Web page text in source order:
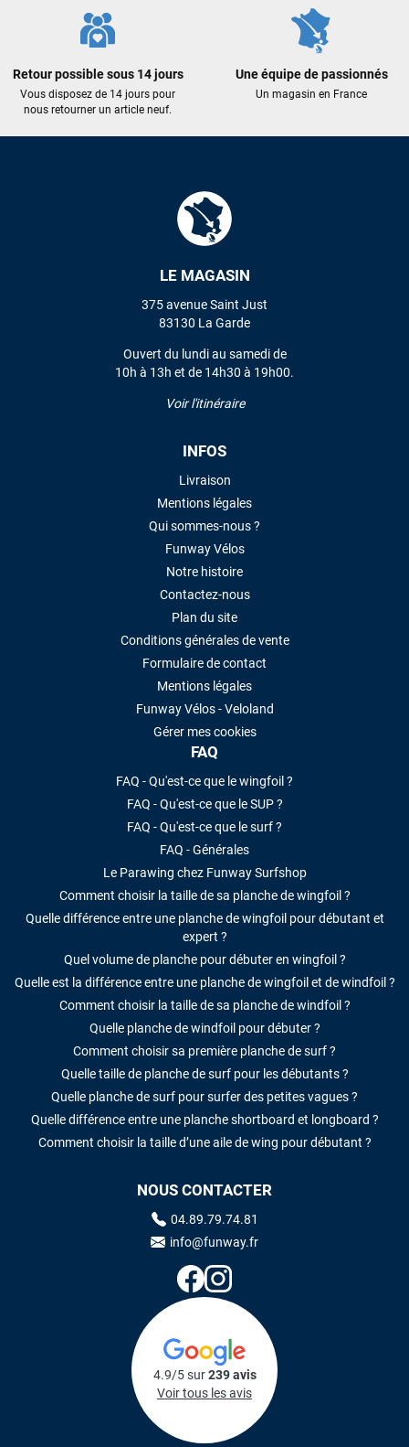
Retour possible sous 14 jours
Vous disposez de 14 jours pour
nous retourner un article neuf.
Une équipe de passionnés
Un magasin en France
LE MAGASIN
375 avenue Saint Just
83130 La Garde
Ouvert du lundi au samedi de
10h à 13h et de 14h30 à 19h00.
Voir l'itinéraire
INFOS
Livraison
Mentions légales
Qui sommes-nous ?
Funway Vélos
Notre histoire
Contactez-nous
Plan du site
Conditions générales de vente
Formulaire de contact
Mentions légales
Funway Vélos - Veloland
Gérer mes cookies
FAQ
FAQ - Qu'est-ce que le wingfoil ?
FAQ - Qu'est-ce que le SUP ?
FAQ - Qu'est-ce que le surf ?
FAQ - Générales
Le Parawing chez Funway Surfshop
Comment choisir la taille de sa planche de wingfoil ?
Quelle différence entre une planche de wingfoil pour débutant et
expert ?
Quel volume de planche pour débuter en wingfoil ?
Quelle est la différence entre une planche de wingfoil et de windfoil ?
Comment choisir la taille de sa planche de windfoil ?
Quelle planche de windfoil pour débuter ?
Comment choisir sa première planche de surf ?
Quelle taille de planche de surf pour les débutants ?
Quelle planche de surf pour surfer des petites vagues ?
Quelle différence entre une planche shortboard et longboard ?
Comment choisir la taille d’une aile de wing pour débutant ?
NOUS CONTACTER
04.89.79.74.81
info@funway.fr
4.9/5 sur239 avis
Voir tous les avis
Cela faisait 6 mois que je galérais à remplacer ma board eux
m'ont trouvé une pépite à laquelle je n'aurais jamais pensé !
Excellent conseil excellent prix et en plus super sympas. Merci
encore pour cette severne dyno !
VOIR TOUS LES AVIS
LAISSER UN AVIS